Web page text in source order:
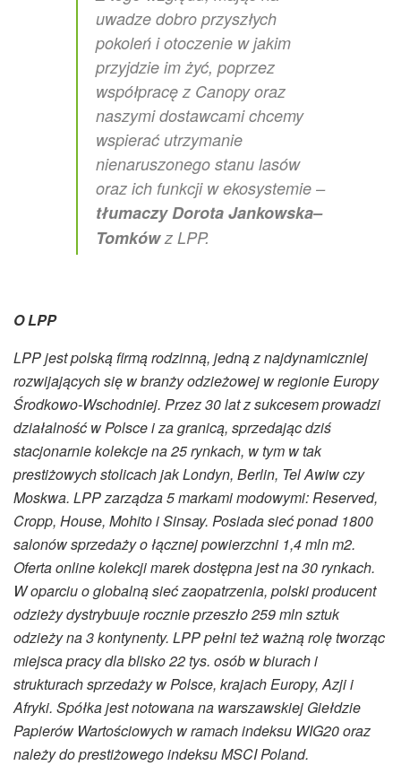
uwadze dobro przyszłych
pokoleń i otoczenie w jakim
przyjdzie im żyć, poprzez
współpracę z Canopy oraz
naszymi dostawcami chcemy
wspierać utrzymanie
nienaruszonego stanu lasów
oraz ich funkcji w ekosystemie –
tłumaczy Dorota Jankowska–
Tomkówz LPP.
O LPP
LPP jest polską firmą rodzinną, jedną z najdynamiczniej
rozwijających się w branży odzieżowej w regionie Europy
Środkowo-Wschodniej. Przez 30 lat z sukcesem prowadzi
działalność w Polsce i za granicą, sprzedając dziś
stacjonarnie kolekcje na 25 rynkach, w tym w tak
prestiżowych stolicach jak Londyn, Berlin, Tel Awiw czy
Moskwa. LPP zarządza 5 markami modowymi: Reserved,
Cropp, House, Mohito i Sinsay. Posiada sieć ponad 1800
salonów sprzedaży o łącznej powierzchni 1,4 mln m2.
Oferta online kolekcji marek dostępna jest na 30 rynkach.
W oparciu o globalną sieć zaopatrzenia, polski producent
odzieży dystrybuuje rocznie przeszło 259 mln sztuk
odzieży na 3 kontynenty. LPP pełni też ważną rolę tworząc
miejsca pracy dla blisko 22 tys. osób w biurach i
strukturach sprzedaży w Polsce, krajach Europy, Azji i
Afryki. Spółka jest notowana na warszawskiej Giełdzie
Papierów Wartościowych w ramach indeksu WIG20 oraz
należy do prestiżowego indeksu MSCI Poland.